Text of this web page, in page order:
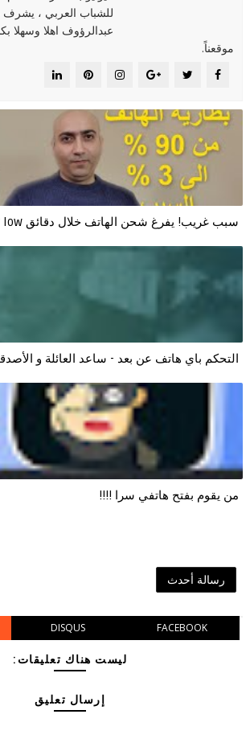
للشباب العربي ، يشرف
عبدالرؤوف اهلا
موقعناً.
سبب غريب! يفرغ شحن الهاتف خلال دقائق Battery low
التحكم باي هاتف عن بعد - ساعد العائلة و
من يقوم بفتح هاتفي سرا !!!!
رسالة أحدث
DISQUS FACEBOOK
ليست هناك تعليقات:
إرسال تعليق